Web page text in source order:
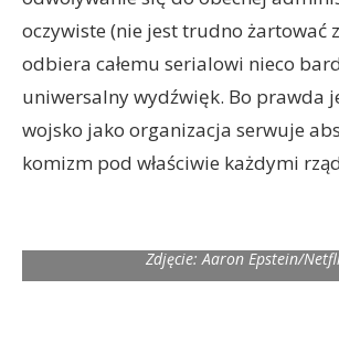
oczywiste (nie jest trudno żartować
odbiera całemu serialowi nieco
uniwersalny wydźwięk. Bo prawda
wojsko jako organizacja serwuje
komizm pod właściwie każdymi
Zdjęcie: Aaron Epstein/